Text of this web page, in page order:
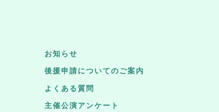
お知らせ
後援申請についてのご案内
よくある質問
主催公演アンケート